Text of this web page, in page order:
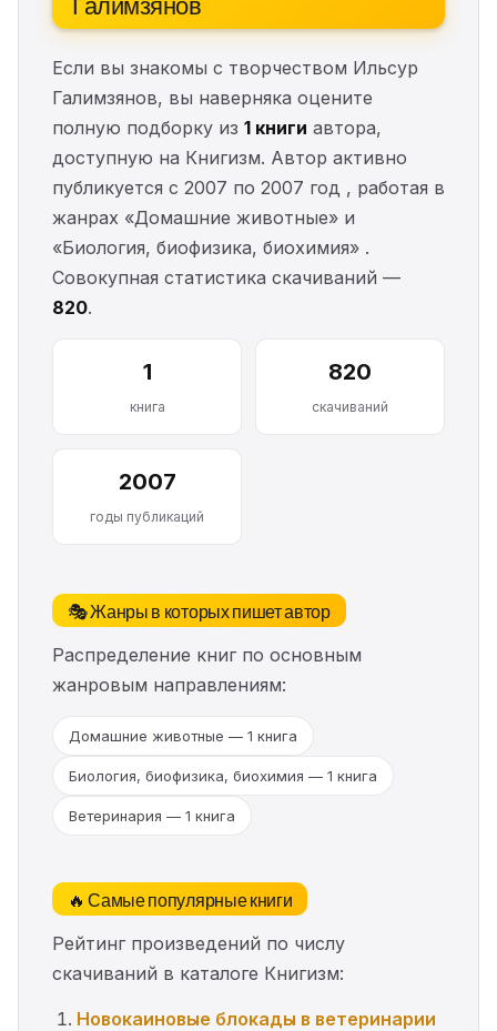
Если вы знакомы с творчеством Ильсур
Галимзянов, вы наверняка оцените
полную подборку из 1 книги автора,
доступную на Книгизм. Автор активно
публикуется с 2007 по 2007 год , работая в
жанрах «Домашние животные» и
«Биология, биофизика, биохимия» .
Совокупная статистика скачиваний —
820.
1
книга
820
скачиваний
2007
годы публикаций
🎭 Жанры в которых пишет автор
Распределение книг по основным
жанровым направлениям:
Домашние животные — 1 книга
Биология, биофизика, биохимия — 1 книга
Ветеринария — 1 книга
🔥 Самые популярные книги
Рейтинг произведений по числу
скачиваний в каталоге Книгизм:
Новокаиновые блокады в ветеринарии